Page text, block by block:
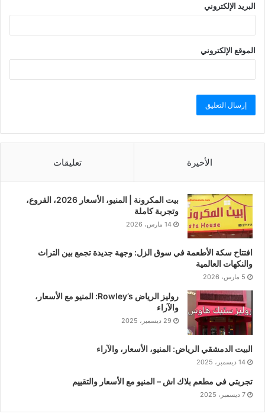
البريد الإلكتروني
الموقع الإلكتروني
الأخيرة تعليقات
بيت المكرونة | المنيو، الأسعار 2026، الفروع،
وتجربة كاملة
14 مارس، 2026
افتتاح سكة الأطعمة في سوق الزل: وجهة جديدة تجمع بين التراث
والنكهات العالمية
5 مارس، 2026
روليز الرياض Rowley’s: المنيو مع الأسعار،
والآراء
29 ديسمبر، 2025
البيت الدمشقي الرياض: المنيو، الأسعار، والآراء
14 ديسمبر، 2025
تجربتي في مطعم بلاك اش – المنيو مع الأسعار والتقييم
7 ديسمبر، 2025